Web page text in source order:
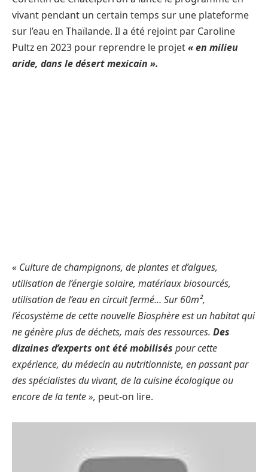
vivant pendant un certain temps sur une plateforme
sur l’eau en Thaïlande. Il a été rejoint par Caroline
Pultz en 2023 pour reprendre le projet« en milieu
aride, dans le désert mexicain ».
« Culture de champignons, de plantes et d’algues,
utilisation de l’énergie solaire, matériaux biosourcés,
utilisation de l’eau en circuit fermé… Sur 60m²,
l’écosystème de cette nouvelle Biosphère est un habitat qui
ne génère plus de déchets, mais des ressources. Des
dizaines d’experts ont été mobilisés pour cette
expérience, du médecin au nutritionniste, en passant par
des spécialistes du vivant, de la cuisine écologique ou
encore de la tente », peut-on lire.